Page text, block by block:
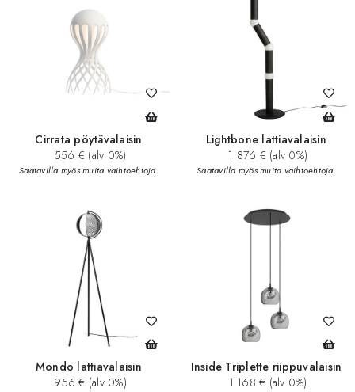
Cirrata pöytävalaisin
556 € (alv 0%)
Saatavilla myös muita vaihtoehtoja.
Lightbone lattiavalaisin
1 876 € (alv 0%)
Saatavilla myös muita vaihtoehtoja.
Mondo lattiavalaisin
956 € (alv 0%)
Inside Triplette riippuvalaisin
1 168 € (alv 0%)